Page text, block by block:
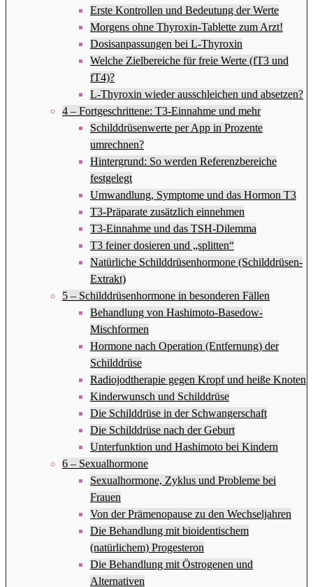
Erste Kontrollen und Bedeutung der Werte
Morgens ohne Thyroxin-Tablette zum Arzt!
Dosisanpassungen bei L-Thyroxin
Welche Zielbereiche für freie Werte (fT3 und
fT4)?
L-Thyroxin wieder ausschleichen und absetzen?
4 – Fortgeschrittene: T3-Einnahme und mehr
Schilddrüsenwerte per App in Prozente
umrechnen?
Hintergrund: So werden Referenzbereiche
festgelegt
Umwandlung, Symptome und das Hormon T3
T3-Präparate zusätzlich einnehmen
T3-Einnahme und das TSH-Dilemma
T3 feiner dosieren und „splitten“
Natürliche Schilddrüsenhormone (Schilddrüsen-
Extrakt)
5 – Schilddrüsenhormone in besonderen Fällen
Behandlung von Hashimoto-Basedow-
Mischformen
Hormone nach Operation (Entfernung) der
Schilddrüse
Radiojodtherapie gegen Kropf und heiße Knoten
Kinderwunsch und Schilddrüse
Die Schilddrüse in der Schwangerschaft
Die Schilddrüse nach der Geburt
Unterfunktion und Hashimoto bei Kindern
6 – Sexualhormone
Sexualhormone, Zyklus und Probleme bei
Frauen
Von der Prämenopause zu den Wechseljahren
Die Behandlung mit bioidentischem
(natürlichem) Progesteron
Die Behandlung mit Östrogenen und
Alternativen